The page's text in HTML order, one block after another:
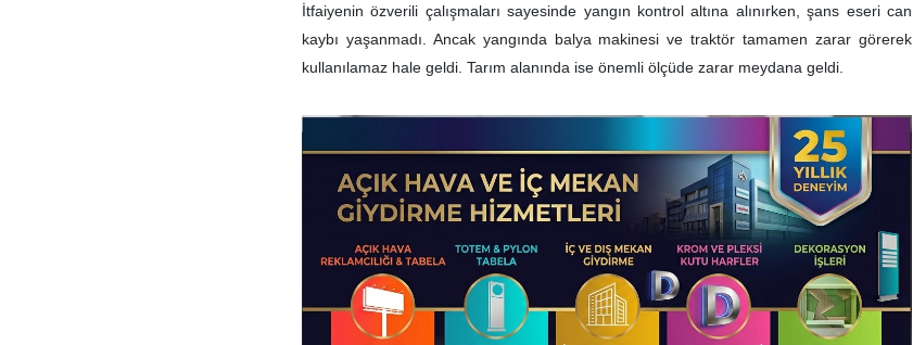
İtfaiyenin özverili çalışmaları sayesinde yangın kontrol altına alınırken, şans eseri can
kaybı yaşanmadı. Ancak yangında balya makinesi ve traktör tamamen zarar görerek
kullanılamaz hale geldi. Tarım alanında ise önemli ölçüde zarar meydana geldi.